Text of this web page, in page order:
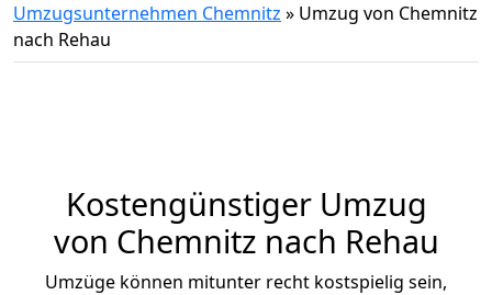
Umzugsunternehmen Chemnitz » Umzug von Chemnitz
nach Rehau
Kostengünstiger Umzug
von Chemnitz nach Rehau
Umzüge können mitunter recht kostspielig sein,